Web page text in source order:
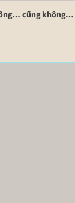
cũng không…